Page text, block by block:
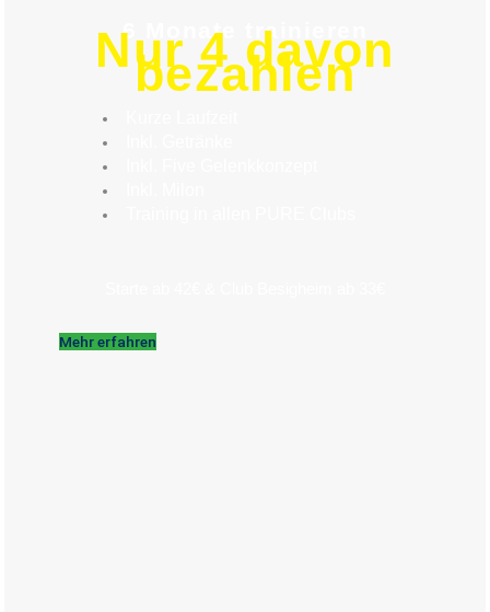
6 Monate trainieren
Nur 4 davon
bezahlen
Mehr erfahren